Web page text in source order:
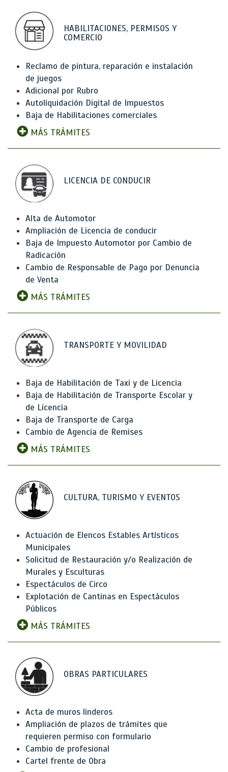
HABILITACIONES, PERMISOS Y
COMERCIO
Reclamo de pintura, reparación e instalación
de juegos
Adicional por Rubro
Autoliquidación Digital de Impuestos
Baja de Habilitaciones comerciales
MÁS TRÁMITES
LICENCIA DE CONDUCIR
Alta de Automotor
Ampliación de Licencia de conducir
Baja de Impuesto Automotor por Cambio de
Radicación
Cambio de Responsable de Pago por Denuncia
de Venta
MÁS TRÁMITES
TRANSPORTE Y MOVILIDAD
Baja de Habilitación de Taxi y de Licencia
Baja de Habilitación de Transporte Escolar y
de Licencia
Baja de Transporte de Carga
Cambio de Agencia de Remises
MÁS TRÁMITES
CULTURA, TURISMO Y EVENTOS
Actuación de Elencos Estables Artísticos
Municipales
Solicitud de Restauración y/o Realización de
Murales y Esculturas
Espectáculos de Circo
Explotación de Cantinas en Espectáculos
Públicos
MÁS TRÁMITES
OBRAS PARTICULARES
Acta de muros linderos
Ampliación de plazos de trámites que
requieren permiso con formulario
Cambio de profesional
Cartel frente de Obra